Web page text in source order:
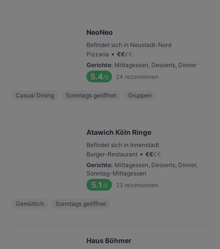
NeoNeo
Befindet sich in Neustadt-Nord
Pizzaria • €€€€
Gerichte: Mittagessen, Desserts, Dinner
5.4/6 24 rezensionen
Casual Dining Sonntags geöffnet Gruppen
Atawich Köln Ringe
Befindet sich in Innenstadt
Burger-Restaurant • €€€€
Gerichte: Mittagessen, Desserts, Dinner,
Sonntag-Mittagessen
5.1 /6 23 rezensionen
Gemütlich Sonntags geöffnet
Haus Böhmer